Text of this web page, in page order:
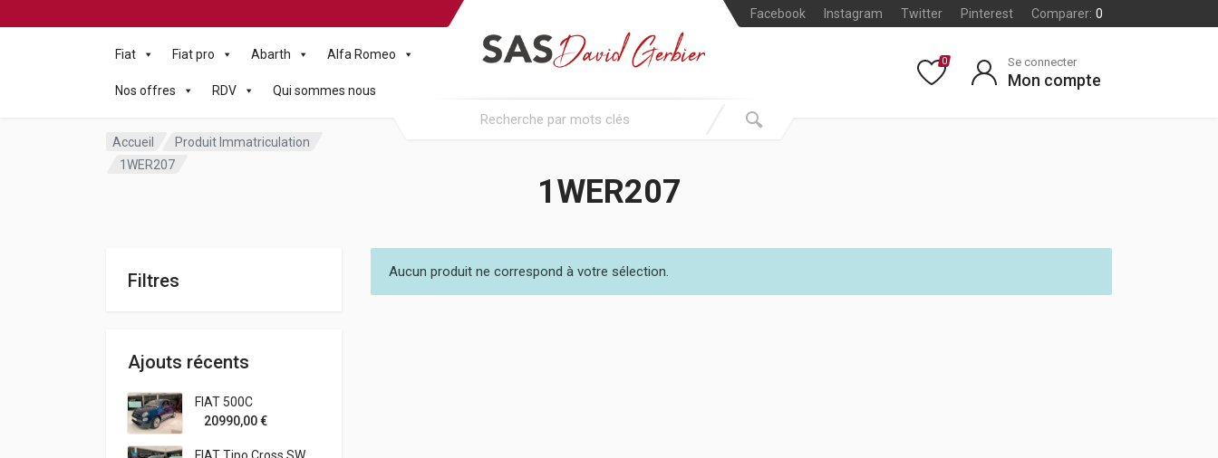
Facebook Instagram Twitter Pinterest Comparer: 0
Fiat Fiat pro Abarth Alfa Romeo
Nos offres RDV Qui sommes nous
0 Se connecter
Mon compte
Accueil
Produit Immatriculation
1WER207
1WER207
Filtres
Ajouts récents
FIAT 500C
20990,00€
Aucun produit ne correspond à votre sélection.